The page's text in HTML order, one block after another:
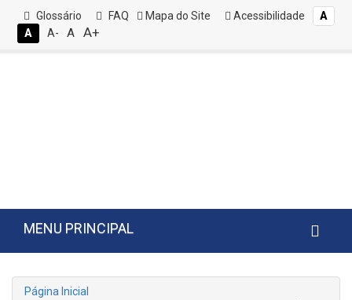
Glossário FAQ Mapa do Site Acessibilidade
A
A
A- A A+
MENU PRINCIPAL
Página Inicial